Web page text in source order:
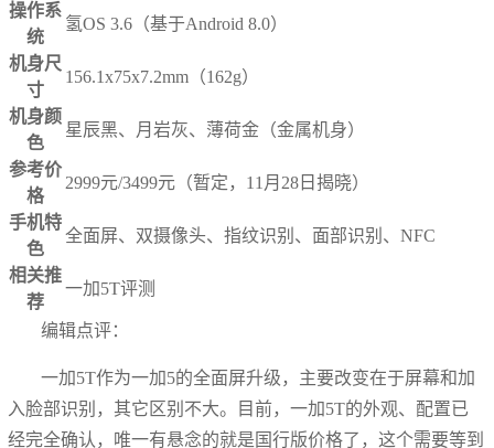
操作系
统
氢OS 3.6（基于Android 8.0）
机身尺
寸
156.1x75x7.2mm（162g）
机身颜
色
星辰黑、月岩灰、薄荷金（金属机身）
参考价
格
2999元/3499元（暂定，11月28日揭晓）
手机特
色
全面屏、双摄像头、指纹识别、面部识别、NFC
相关推
荐
一加5T评测
编辑点评：
一加5T作为一加5的全面屏升级，主要改变在于屏幕和加
入脸部识别，其它区别不大。目前，一加5T的外观、配置已
经完全确认，唯一有悬念的就是国行版价格了，这个需要等到